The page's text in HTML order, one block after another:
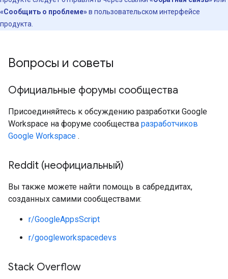
«Сообщить о проблеме»в пользовательском интерфейсе
продукта.
Вопросы и советы
Официальные форумы сообщества
Присоединяйтесь к обсуждению разработки Google
Workspace на форуме сообщества разработчиков
Google Workspace .
Reddit (неофициальный)
Вы также можете найти помощь в сабреддитах,
созданных самими сообществами:
r/GoogleAppsScript
r/googleworkspacedevs
Stack Overflow